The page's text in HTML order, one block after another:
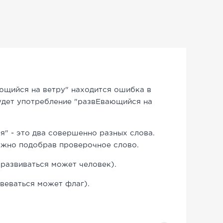
на ветру" находится ошибка в
употребление "развЕвающийся на
- это два совершенно разных слова.
подобрав проверочное слово.
может человек).
может флаг).